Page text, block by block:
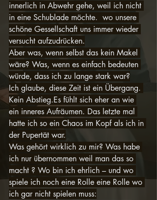
innerlich in Abwehr gehe, weil ich nicht
in eine Schublade möchte.  wo unsere
schöne Gessellschaft uns immer wieder
versucht aufzudrücken.
Aber was, wenn selbst das kein Makel
wäre? Was, wenn es einfach bedeuten
würde, dass ich zu lange stark war?
Ich glaube, diese Zeit ist ein Übergang.
Kein Abstieg.Es fühlt sich eher an wie
ein inneres Aufräumen. Das letzte mal
hatte ich so ein Chaos im Kopf als ich in
der Pupertät war.
Was gehört wirklich zu mir? Was habe
ich nur übernommen weil man das so
macht ? Wo bin ich ehrlich – und wo
spiele ich noch eine Rolle eine Rolle wo
ich gar nicht spielen muss: